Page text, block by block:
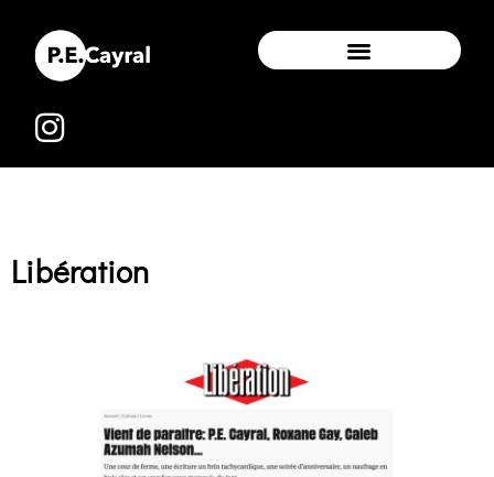
Libération